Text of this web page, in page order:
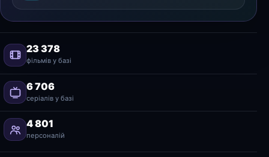
23 378
фільмів у базі
6 706
серіалів у базі
4 801
персоналій